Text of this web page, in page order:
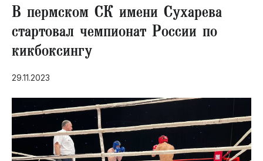
СВО
Социальная поддержка
Инфраструктура
Благоустройство
В пермском СК имени Сухарева
стартовал чемпионат России по
кикбоксингу
29.11.2023